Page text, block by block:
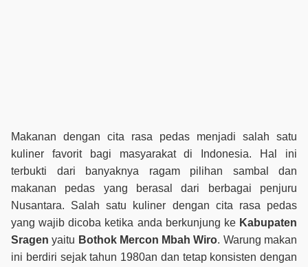
Makanan dengan cita rasa pedas menjadi salah satu
kuliner favorit bagi masyarakat di Indonesia. Hal ini
terbukti dari banyaknya ragam pilihan sambal dan
makanan pedas yang berasal dari berbagai penjuru
Nusantara. Salah satu kuliner dengan cita rasa pedas
yang wajib dicoba ketika anda berkunjung ke Kabupaten
Sragen yaitu Bothok Mercon Mbah Wiro. Warung makan
ini berdiri sejak tahun 1980an dan tetap konsisten dengan